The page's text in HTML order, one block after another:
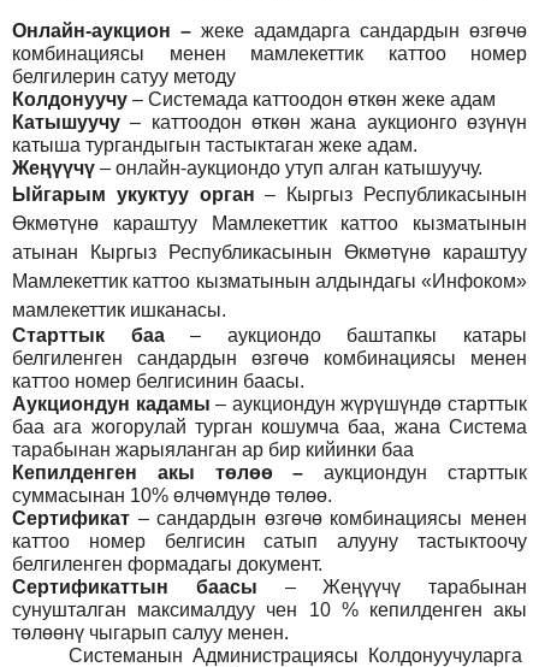
Онлайн-аукцион – жеке адамдарга сандардын өзгөчө
комбинациясы менен мамлекеттик каттоо номер
белгилерин сатуу методу
Колдонуучу – Системада каттоодон өткөн жеке адам
Катышуучу – каттоодон өткөн жана аукционго өзүнүн
катыша тургандыгын тастыктаган жеке адам.
Жеңүүчү – онлайн-аукциондо утуп алган катышуучу.
Ыйгарым укуктуу орган –
Кыргыз Республикасынын
Өкмөтүнө караштуу Мамлекеттик каттоо кызматынын
атынан Кыргыз Республикасынын Өкмөтүнө караштуу
Мамлекеттик каттоо кызматынын алдындагы «Инфоком»
мамлекеттик ишканасы.
Старттык баа– аукциондо баштапкы катары
белгиленген сандардын өзгөчө комбинациясы менен
каттоо номер белгисинин баасы.
Аукциондун кадамы – аукциондун жүрүшүндө старттык
баа ага жогорулай турган кошумча баа, жана Система
тарабынан жарыяланган ар бир кийинки баа
Кепилденген акы төлөө
–аукциондун старттык
суммасынан 10% өлчөмүндө төлөө.
Сертификат – сандардын өзгөчө комбинациясы менен
каттоо номер белгисин сатып алууну тастыктоочу
белгиленген формадагы документ.
Сертификаттын баасы – Жеңүүчү тарабынан
сунушталган максималдуу чен 10 % кепилденген акы
төлөөнү чыгарып салуу менен.
СистеманынАдминистрациясы Колдонуучуларга